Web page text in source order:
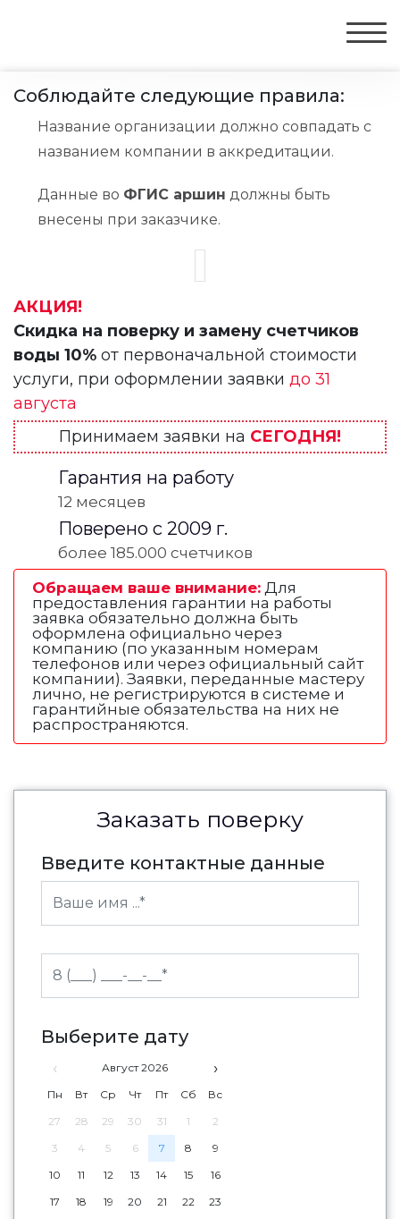
Соблюдайте следующие правила:
Название организации должно совпадать с
названием компании в аккредитации.
Данные во ФГИС аршин должны быть
внесены при заказчике.
АКЦИЯ!
Скидка на поверку и замену счетчиков
воды 10% от первоначальной стоимости
услуги, при оформлении заявки до 31
августа
Принимаем заявки на СЕГОДНЯ!
Гарантия на работу
12 месяцев
Поверено с 2009 г.
более 185.000 счетчиков
Обращаем ваше внимание: Для
предоставления гарантии на работы
заявка обязательно должна быть
оформлена официально через
компанию (по указанным номерам
телефонов или через официальный сайт
компании). Заявки, переданные мастеру
лично, не регистрируются в системе и
гарантийные обязательства на них не
распространяются.
Заказать поверку
Введите контактные данные
Выберите дату
‹ Август 2026 ›
Пн Вт Ср Чт Пт Сб
Вс
27
28 29 30 31 1
2
3
4 5 6 7 8
9
10
11 12 13 14 15
16
17
18 19 20 21 22
23